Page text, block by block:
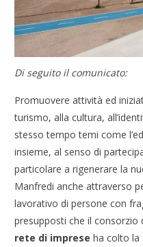
Di seguito il comunicato:
Promuovere attività ed
turismo, alla cultura,
stesso tempo temi come
insieme, al senso di
particolare a rigenerare la
Manfredi anche attraverso
lavorativo di persone con
presupposti che il consorzio
rete di imprese ha colto la